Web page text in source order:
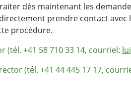
dès maintenant les
prendre contact avec
procédure.
(tél. +41 58 710 33 14, courriel:
(tél. +41 44 445 17 17,